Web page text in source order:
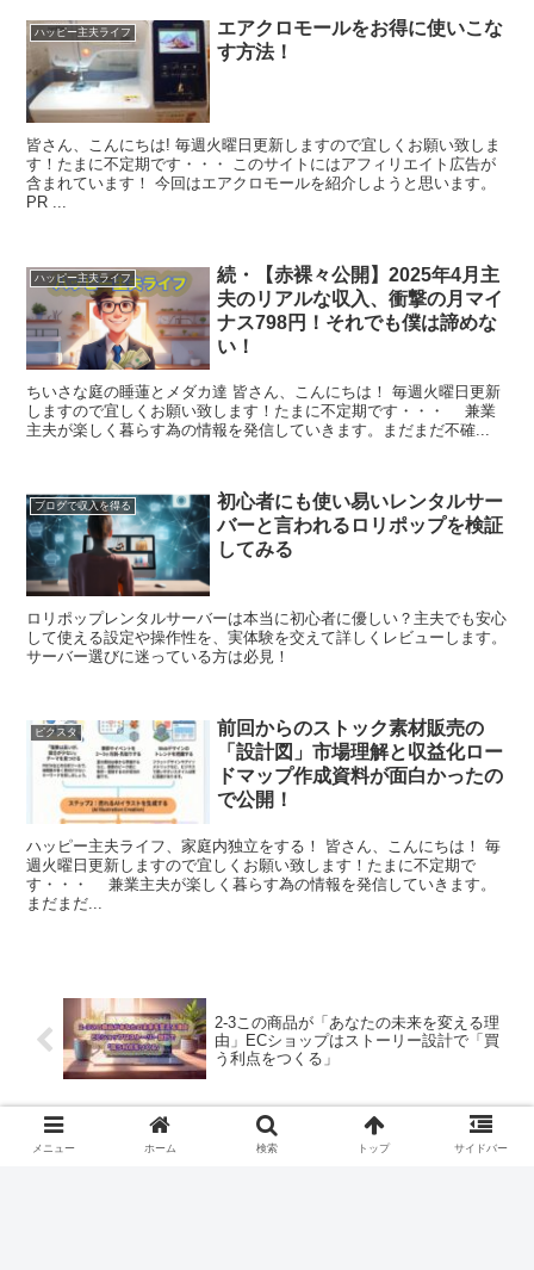
ハッピー主夫ライフ
エアクロモールをお得に使いこな
す方法！
皆さん、こんにちは! 毎週火曜日更新しますので宜しくお願い致しま
す！たまに不定期です・・・ このサイトにはアフィリエイト広告が
含まれています！ 今回はエアクロモールを紹介しようと思います。
PR ...
ハッピー主夫ライフ
続・【赤裸々公開】2025年4月主
夫のリアルな収入、衝撃の月マイ
ナス798円！それでも僕は諦めな
い！
ちいさな庭の睡蓮とメダカ達 皆さん、こんにちは！ 毎週火曜日更新
しますので宜しくお願い致します！たまに不定期です・・・ 兼業
主夫が楽しく暮らす為の情報を発信していきます。まだまだ不確...
ブログで収入を得る
初心者にも使い易いレンタルサー
バーと言われるロリポップを検証
してみる
ロリポップレンタルサーバーは本当に初心者に優しい？主夫でも安心
して使える設定や操作性を、実体験を交えて詳しくレビューします。
サーバー選びに迷っている方は必見！
ピクスタ
前回からのストック素材販売の
「設計図」市場理解と収益化ロー
ドマップ作成資料が面白かったの
で公開！
ハッピー主夫ライフ、家庭内独立をする！ 皆さん、こんにちは！ 毎
週火曜日更新しますので宜しくお願い致します！たまに不定期で
す・・・ 兼業主夫が楽しく暮らす為の情報を発信していきます。
まだまだ...
2-3この商品が「あなたの未来を変える理
由」ECショップはストーリー設計で「買
う利点をつくる」
３−１Instagram投稿の始め方
メニュー ホーム 検索 トップ サイドバー